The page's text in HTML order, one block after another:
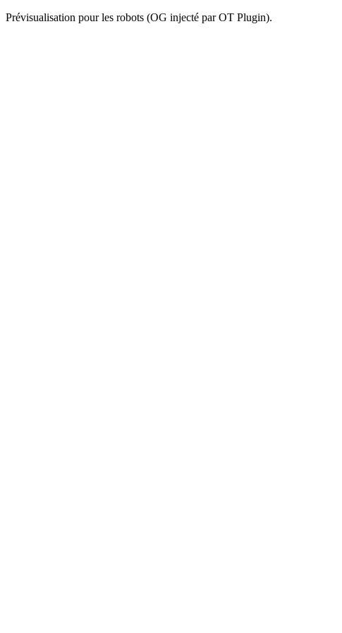
Prévisualisation pour les robots (OG injecté par OT Plugin).